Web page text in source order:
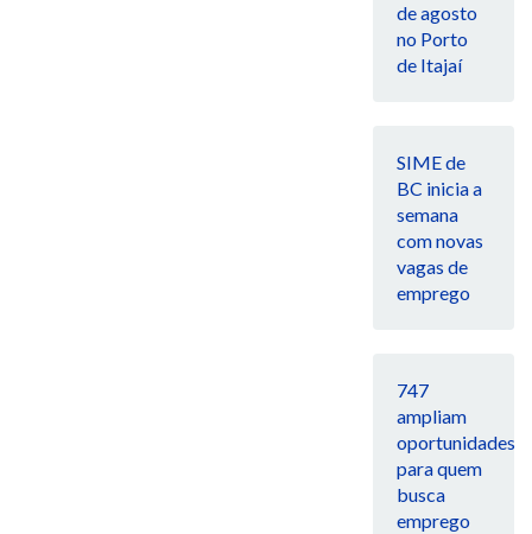
de agosto
no Porto
de Itajaí
SIME de
BC inicia a
semana
com novas
vagas de
emprego
747
ampliam
oportunidades
para quem
busca
emprego